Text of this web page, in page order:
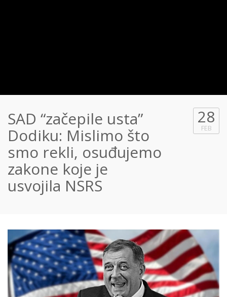
SAD “začepile usta”
Dodiku: Mislimo što
smo rekli, osuđujemo
zakone koje je
usvojila NSRS
28
FEB